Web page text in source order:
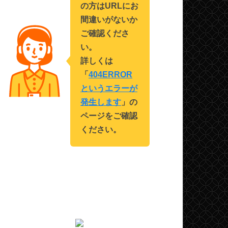
の方はURLにお
間違いがないか
ご確認くださ
い。
詳しくは
「 404ERROR
というエラーが
発生します 」の
ページをご確認
ください。